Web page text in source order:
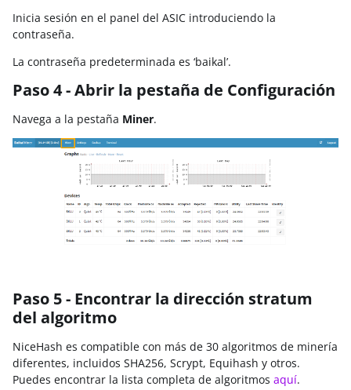
Inicia sesión en el panel del ASIC introduciendo la
contraseña.
La contraseña predeterminada es ‘baikal’.
Paso 4 - Abrir la pestaña de Configuración
Navega a la pestaña Miner.
Paso 5 - Encontrar la dirección stratum
del algoritmo
NiceHash es compatible con más de 30 algoritmos de minería
diferentes, incluidos SHA256, Scrypt, Equihash y otros.
Puedes encontrar la lista completa de algoritmos aquí.